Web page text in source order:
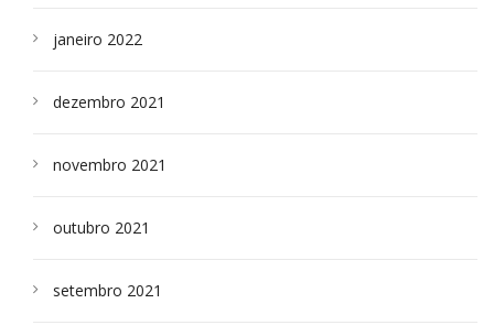
janeiro 2022
dezembro 2021
novembro 2021
outubro 2021
setembro 2021